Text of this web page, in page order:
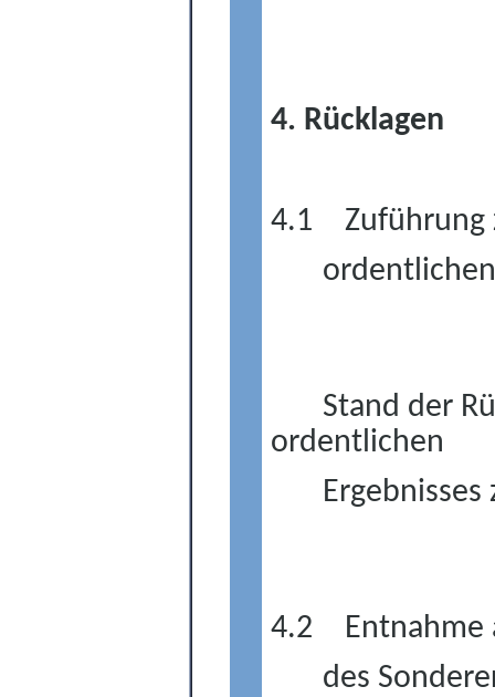
4. Rücklagen
4.1
Zuführung
Stand der
ordentlichen
4.2
Entnahme
des